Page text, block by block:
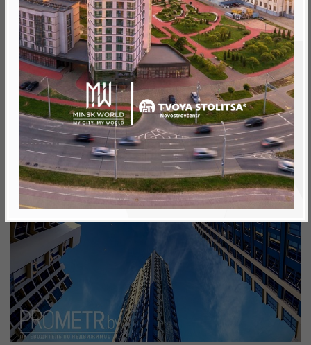
Минск, Октябрьский, ул. Аэродромная
метро «Ковальская Слобода», 566 м
Объект реализован